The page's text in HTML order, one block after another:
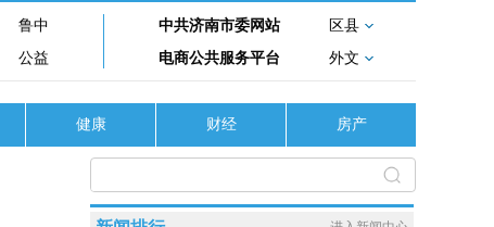
鲁中
公益
中共济南市委网站
区县
电商公共服务平台
外文
健康 财经 房产